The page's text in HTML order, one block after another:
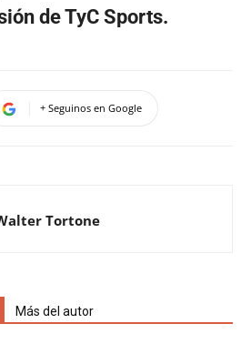
de TyC Sports.
+ Seguinos en Google
Tortone
Más del autor